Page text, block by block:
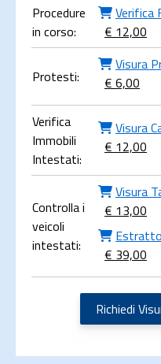
Procedure
in corso:
Verifica
€ 12,00
Protesti:
Visura
€ 6,00
Verifica
Immobili
Intestati:
Visura
€ 12,00
Controlla i
veicoli
intestati:
Visura
€ 13,00
€ 39,00
Richiedi